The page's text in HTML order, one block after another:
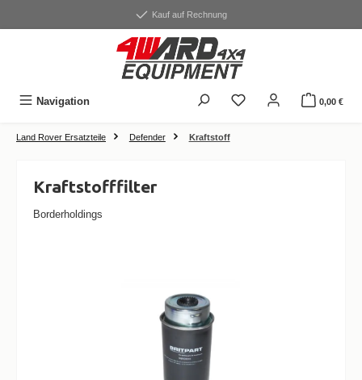
Kauf auf Rechnung
Navigation 0,00 €
Land Rover Ersatzteile Defender Kraftstoff
Kraftstofffilter
Borderholdings